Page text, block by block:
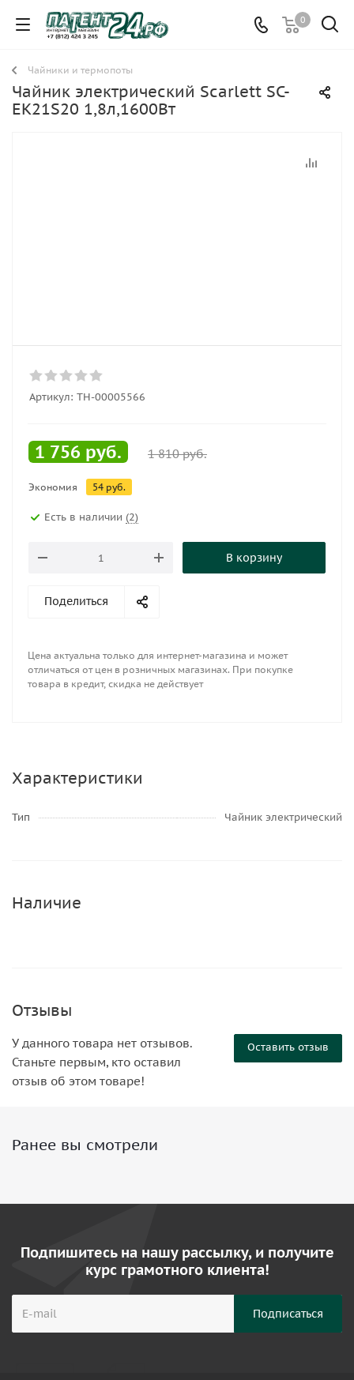
0
Чайники и термопоты
Чайник электрический Scarlett SC-
EK21S20 1,8л,1600Вт
Артикул: ТН-00005566
1 756 руб. 1 810руб.
Экономия 54 руб.
Есть в наличии (2)
В корзину
Поделиться
Цена актуальна только для интернет-магазина и может
отличаться от цен в розничных магазинах. При покупке
товара в кредит, скидка не действует
Характеристики
Тип Чайник электрический
Наличие
Отзывы
Оставить отзыв
У данного товара нет отзывов.
Станьте первым, кто оставил
отзыв об этом товаре!
Ранее вы смотрели
Подпишитесь на нашу рассылку, и получите
курс грамотного клиента!